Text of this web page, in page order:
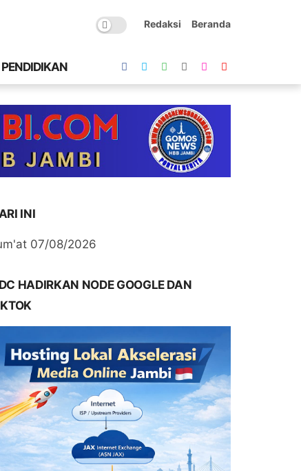
Redaksi Beranda
PENDIDIKAN
INI
07/08/2026
HADIRKAN NODE GOOGLE DAN